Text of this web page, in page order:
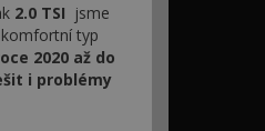
2.0 TSI jsme
typ
2020 až do
i problémy